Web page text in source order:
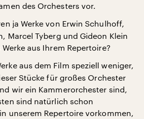
des Orchesters vor.
ja Werke von Erwin Schulhoff,
Marcel Tyberg und Gideon Klein
aus Ihrem Repertoire?
aus dem Film speziell weniger,
Stücke für großes Orchester
wir ein Kammerorchester sind,
sind natürlich schon
unserem Repertoire vorkommen,